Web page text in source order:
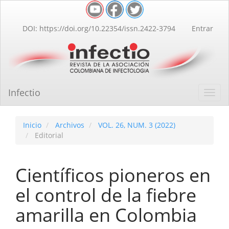
Contenido
principal
lateral
DOI: https://doi.org/10.22354/issn.2422-3794 Entrar
Infectio
Inicio Archivos
VOL. 26, NUM. 3 (2022)
Editorial
Científicos pioneros en
el control de la fiebre
amarilla en Colombia